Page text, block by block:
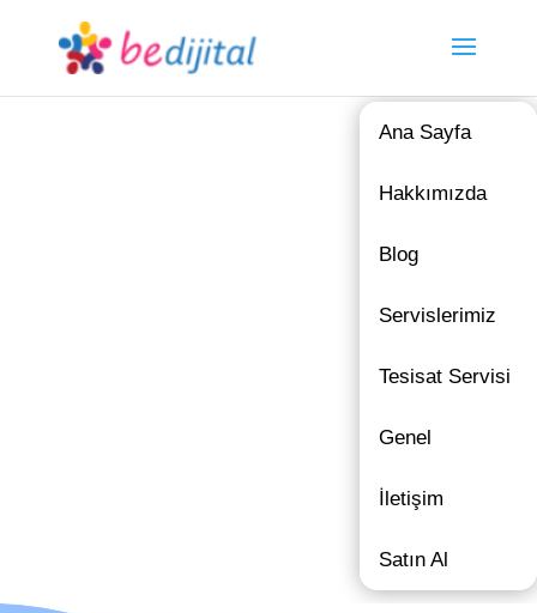
Ana Sayfa
Hakkımızda
Blog
Servislerimiz
Tesisat Servisi
Genel
İletişim
Satın Al